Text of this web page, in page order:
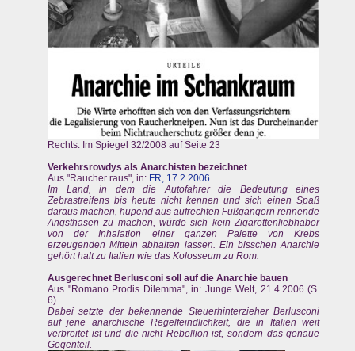
Rechts: Im Spiegel 32/2008 auf Seite 23
Verkehrsrowdys als Anarchisten bezeichnet
Aus "Raucher raus", in: FR, 17.2.2006
Im Land, in dem die Autofahrer die Bedeutung eines
Zebrastreifens bis heute nicht kennen und sich einen Spaß
daraus machen, hupend aus aufrechten Fußgängern rennende
Angsthasen zu machen, würde sich kein Zigarettenliebhaber
von der Inhalation einer ganzen Palette von Krebs
erzeugenden Mitteln abhalten lassen. Ein bisschen Anarchie
gehört halt zu Italien wie das Kolosseum zu Rom.
Ausgerechnet Berlusconi soll auf die Anarchie bauen
Aus "Romano Prodis Dilemma", in: Junge Welt, 21.4.2006 (S.
6)
Dabei setzte der bekennende Steuerhinterzieher Berlusconi
auf jene anarchische Regelfeindlichkeit, die in Italien weit
verbreitet ist und die nicht Rebellion ist, sondern das genaue
Gegenteil.